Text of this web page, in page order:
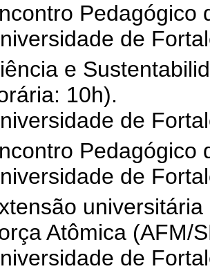
Pedagógico
de
e
10h).
de
Pedagógico
de
Atômica (AFM/
de